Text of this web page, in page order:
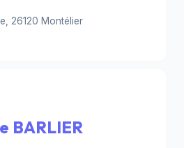
26120 Montélier
BARLIER